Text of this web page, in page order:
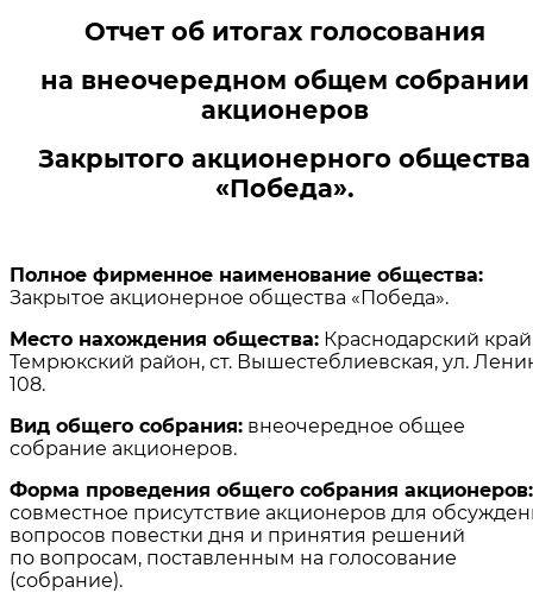
Отчет об итогах голосования
на внеочередном общем собрании
акционеров
Закрытого акционерного общества
«Победа».
Полное фирменное наименование общества:
Закрытое акционерное общества «Победа».
Место нахождения общества: Краснодарский
Темрюкский район, ст. Вышестеблиевская, ул.
108.
Вид общего собрания: внеочередное общее
собрание акционеров.
Форма проведения общего собрания акционеров:
совместное присутствие акционеров для
вопросов повестки дня и принятия решений
по вопросам, поставленным на голосование
(собрание).